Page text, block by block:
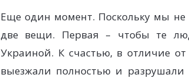
Еще один момент. Поскольку мы
две вещи. Первая – чтобы те
Украиной. К счастью, в отличие
выезжали полностью и